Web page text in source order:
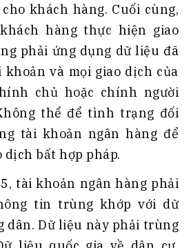
khách hàng. Cuối cùng,
hàng thực hiện giao
phải ứng dụng dữ liệu đã
khoản và mọi giao dịch của
chủ hoặc chính người
thể để tình trạng đối
tài khoản ngân hàng để
dịch bất hợp pháp.
tài khoản ngân hàng phải
tin trùng khớp với dữ
dân. Dữ liệu này phải trùng